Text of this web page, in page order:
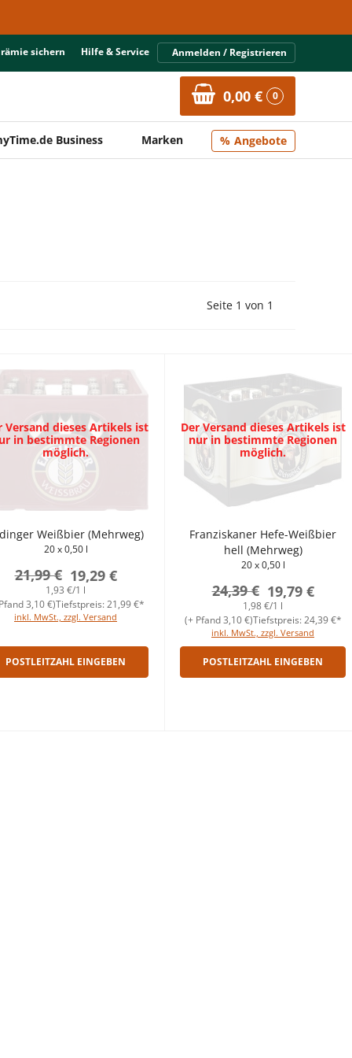
sichern Hilfe & Service Anmelden / Registrieren
0,00 € 0
Business Marken Angebote
Vorherige Seite
Seite 1 von 1
Versand dieses Artikels ist
in bestimmte Regionen
möglich.
Weißbier (Mehrweg)
20 x 0,50 l
19,29 €
21,99 €
1,93 €/1 l
inkl. MwSt., zzgl. Versand
3,10 €)Tiefstpreis: 21,99 €*
POSTLEITZAHL EINGEBEN
Der Versand dieses Artikels ist
nur in bestimmte Regionen
möglich.
Franziskaner Hefe-Weißbier
hell (Mehrweg)
20 x 0,50 l
19,79 €
24,39 €
1,98 €/1 l
inkl. MwSt., zzgl. Versand
(+ Pfand 3,10 €)Tiefstpreis: 24,39 €*
POSTLEITZAHL EINGEBEN